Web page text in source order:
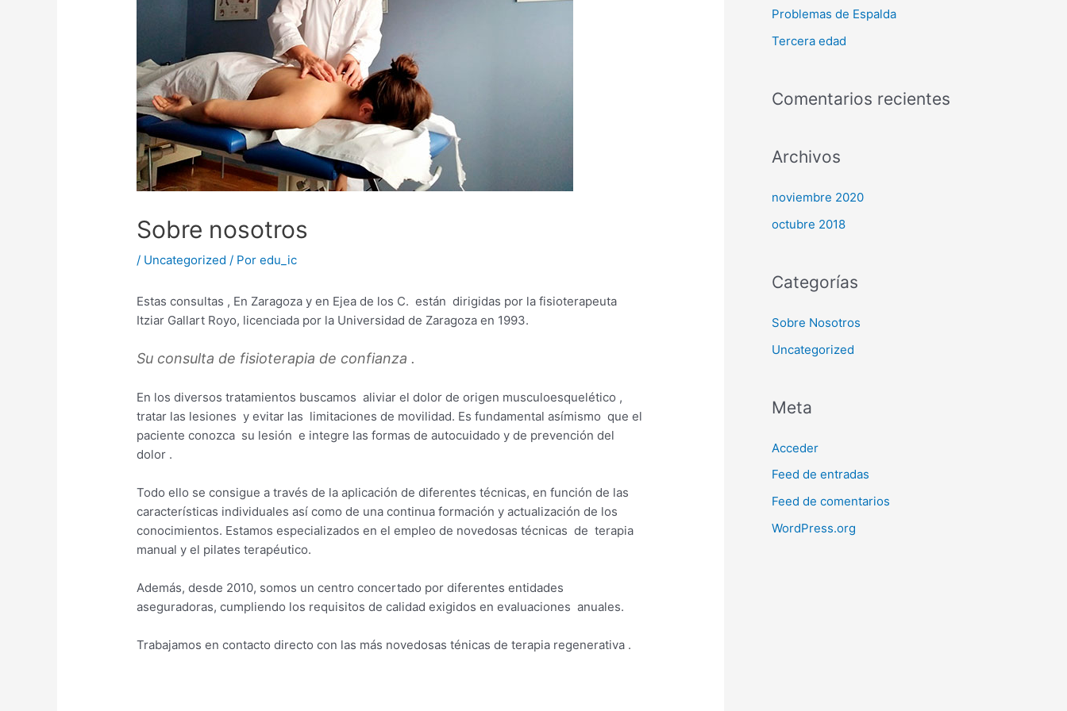
Sobre nosotros
/ Uncategorized / Poredu_ic
Estas consultas , En Zaragoza y en Ejea de los C. están dirigidas por la fisioterapeuta
Itziar Gallart Royo, licenciada por la Universidad de Zaragoza en 1993.
Su consulta de fisioterapia de confianza .
En los diversos tratamientos buscamos aliviar el dolor de origen musculoesquelético ,
tratar las lesiones y evitar las limitaciones de movilidad. Es fundamental asímismo que el
paciente conozca su lesión e integre las formas de autocuidado y de prevención del
dolor .
Todo ello se consigue a través de la aplicación de diferentes técnicas, en función de las
características individuales así como de una continua formación y actualización de los
conocimientos. Estamos especializados en el empleo de novedosas técnicas de terapia
manual y el pilates terapéutico.
Además, desde 2010, somos un centro concertado por diferentes entidades
aseguradoras, cumpliendo los requisitos de calidad exigidos en evaluaciones anuales.
Trabajamos en contacto directo con las más novedosas ténicas de terapia regenerativa .
Problemas de Espalda
Tercera edad
Comentarios recientes
Archivos
noviembre 2020
octubre 2018
Categorías
Sobre Nosotros
Uncategorized
Meta
Acceder
Feed de entradas
Feed de comentarios
WordPress.org